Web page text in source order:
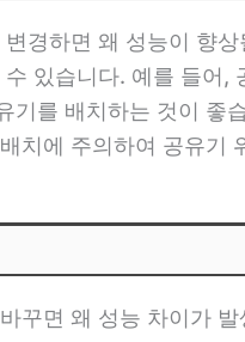
경하면 왜 성능이 향
있습니다. 예를 들어
기를 배치하는 것이
치에 주의하여 공유기
꾸면 왜 성능 차이가